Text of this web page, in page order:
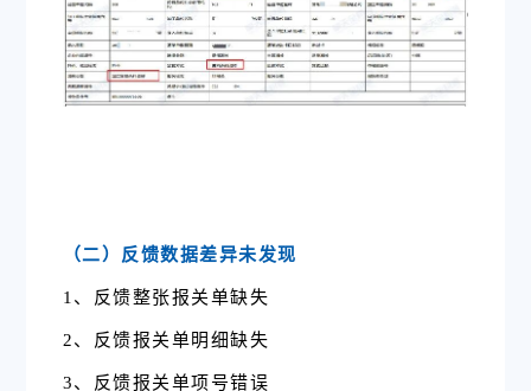
（二）反馈数据差异未发现
1、反馈整张报关单缺失
2、反馈报关单明细缺失
3、反馈报关单项号错误